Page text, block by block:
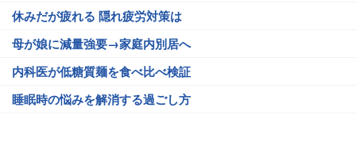
休みだが疲れる 隠れ疲労対策は
母が娘に減量強要→家庭内別居へ
内科医が低糖質麺を食べ比べ検証
睡眠時の悩みを解消する過ごし方